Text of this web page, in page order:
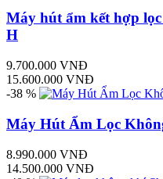
Máy hút ẩm kết hợp
H
9.700.000 VNĐ
15.600.000 VNĐ
-38 %
Máy Hút Ẩm Lọc
8.990.000 VNĐ
14.500.000 VNĐ